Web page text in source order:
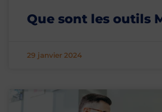
Que sont les outils
29 janvier 2024